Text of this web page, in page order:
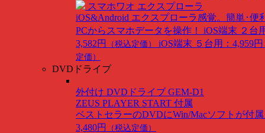
スマホワオ エクスプローラ
iOS&Android エクスプローラ感覚。簡単･便
PCからスマホデータを操作！ iOS端末 ２台
3,582円
（税込定価） iOS端末 ５台用：4,959円
定価）
DVDドライブ
外付け DVDドライブ GEM-D1
ZEUS PLAYER START 付属
ベストセラーのDVDにWin/Macソフトが付
3,480円
（税込定価）